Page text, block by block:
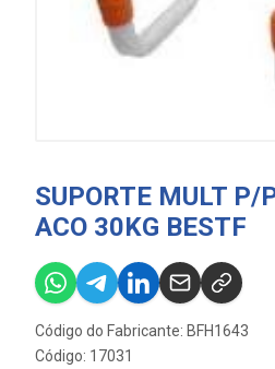
SUPORTE MULT P/
ACO 30KG BESTF
Código do Fabricante: BFH1643
Código: 17031